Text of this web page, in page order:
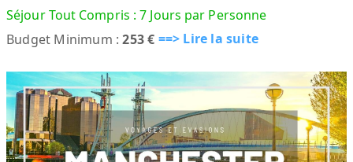
Séjour Tout Compris : 7 Jours par Personne
Budget Minimum :253 € ==> Lire la suite